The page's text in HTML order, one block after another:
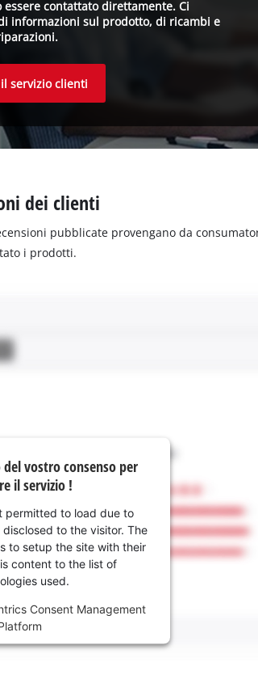
contattato direttamente. Ci
informazioni sul prodotto, di ricambi e
servizio clienti
dei clienti
pubblicate provengano da
i prodotti.
vostro consenso per
il servizio !
permitted to load due to
to the visitor. The
to setup the site with their
content to the list of
used.
Consent Management